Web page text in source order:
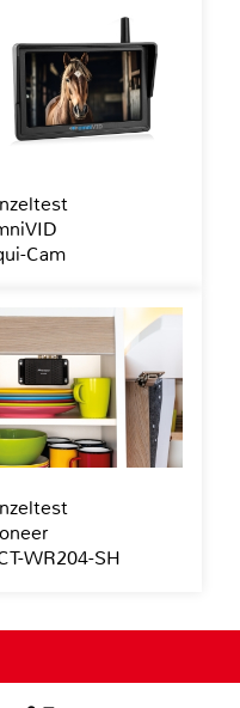
Cam
WR204-SH